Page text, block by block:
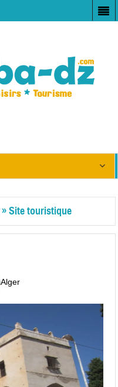
»Site touristique
Alger